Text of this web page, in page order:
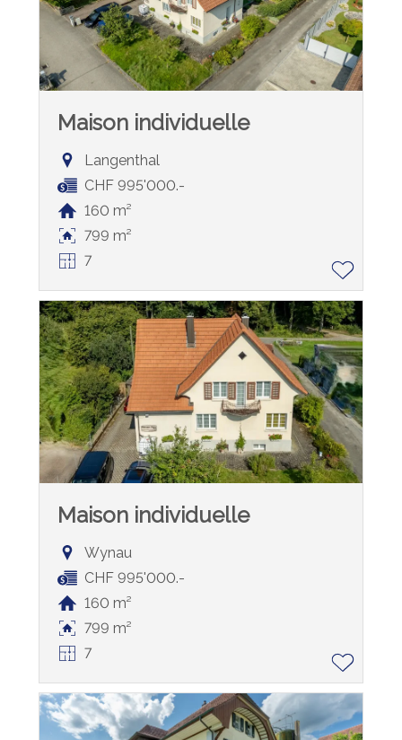
Maison individuelle
Langenthal
CHF 995'000.-
160 m²
799 m²
7
Maison individuelle
Wynau
CHF 995'000.-
160 m²
799 m²
7